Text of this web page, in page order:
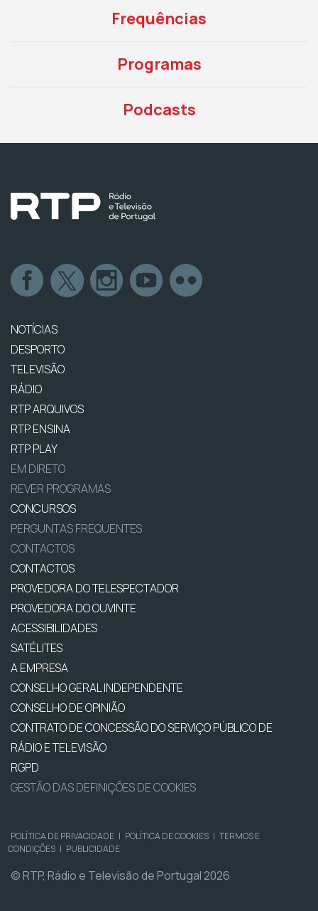
Frequências
Programas
Podcasts
NOTÍCIAS
DESPORTO
TELEVISÃO
RÁDIO
RTP ARQUIVOS
RTP ENSINA
RTP PLAY
EM DIRETO
REVER PROGRAMAS
CONCURSOS
PERGUNTAS FREQUENTES
CONTACTOS
CONTACTOS
PROVEDORA DO TELESPECTADOR
PROVEDORA DO OUVINTE
ACESSIBILIDADES
SATÉLITES
A EMPRESA
CONSELHO GERAL INDEPENDENTE
CONSELHO DE OPINIÃO
CONTRATO DE CONCESSÃO DO SERVIÇO PÚBLICO DE
RÁDIO E TELEVISÃO
RGPD
GESTÃO DAS DEFINIÇÕES DE COOKIES
POLÍTICA DE PRIVACIDADE | POLÍTICA DE COOKIES | TERMOS E
CONDIÇÕES | PUBLICIDADE
© RTP, Rádio e Televisão de Portugal 2026